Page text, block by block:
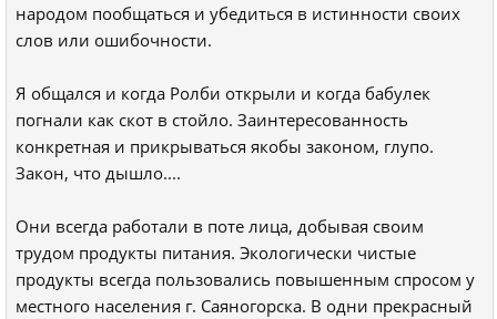
народом пообщаться и убедиться в истинности своих
слов или ошибочности.
Я общался и когда Ролби открыли и когда бабулек
погнали как скот в стойло. Заинтересованность
конкретная и прикрываться якобы законом, глупо.
Закон, что дышло....
Они всегда работали в поте лица, добывая своим
трудом продукты питания. Экологически чистые
продукты всегда пользовались повышенным спросом у
местного населения г. Саяногорска. В одни прекрасный